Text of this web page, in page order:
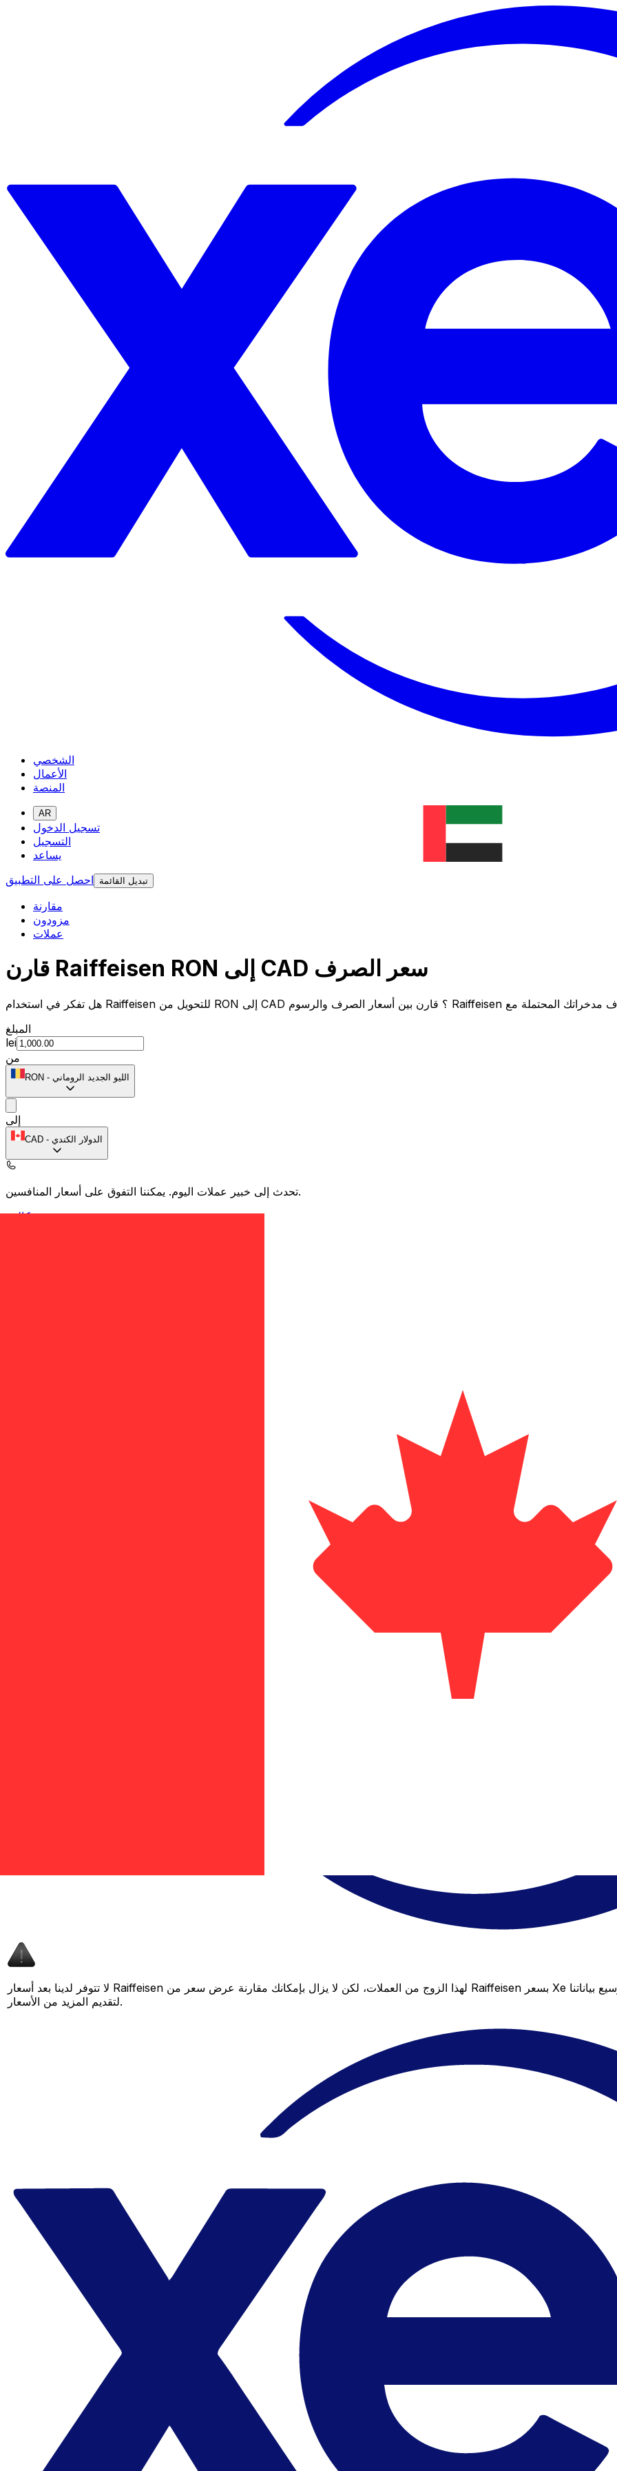
الشخصي
الأعمال
المنصة
AR
تسجيل الدخول
التسجيل
يساعد
احصل على التطبيق
تبديل القائمة
مقارنة
مزودون
عملات
قارن Raiffeisen RON إلى CAD سعر الصرف
المبلغ
lei
من
RON - الليو الجديد الروماني
إلى
CAD - الدولار الكندي
تحدث إلى خبير عملات اليوم.يمكننا التفوق على أسعار المنافسين.
حدد موعد مكالمة
لا تتوفر لدينا بعد أسعار Raiffeisen لهذا الزوج من العملات، لكن لا يزال بإمكانك مقارنة عرض سعر من Raiffeisen بسعر Xe المباشر لمعرفة التوفير المحتمل. عد لاحقًا، فنحن نعمل باستمرار على توسيع بياناتنا
لتقديم المزيد من الأسعار.